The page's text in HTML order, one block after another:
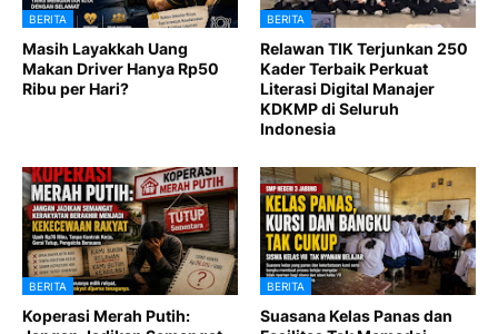
BERITA
Masih Layakkah Uang
Makan Driver Hanya Rp50
Ribu per Hari?
BERITA
Relawan TIK Terjunkan 250
Kader Terbaik Perkuat
Literasi Digital Manajer
KDKMP di Seluruh
Indonesia
BERITA
Koperasi Merah Putih:
BERITA
Suasana Kelas Panas dan